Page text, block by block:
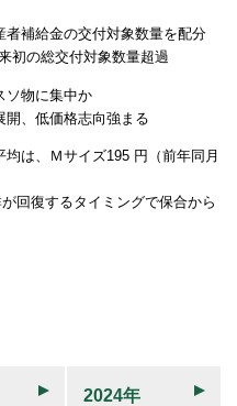
補給金の交付対象数量を配分
交付対象数量超過
物に集中か
価格志向強まる
、Ｍサイズ195 円（前年同月
るタイミングで保合から
2024年